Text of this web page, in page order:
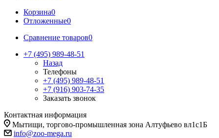
Корзина0
Отложенные0
Сравнение товаров0
+7 (495) 989-48-51
Назад
Телефоны
+7 (495) 989-48-51
+7 (916) 903-74-35
Заказать звонок
Контактная информация
Мытищи, торгово-промышленная зона Алтуфьево вл1с1Б
info@zoo-mega.ru